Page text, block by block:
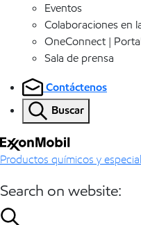
Eventos
Colaboraciones en
OneConnect |
Sala de prensa
Contáctenos
Buscar
Productos químicos y
Search on website: